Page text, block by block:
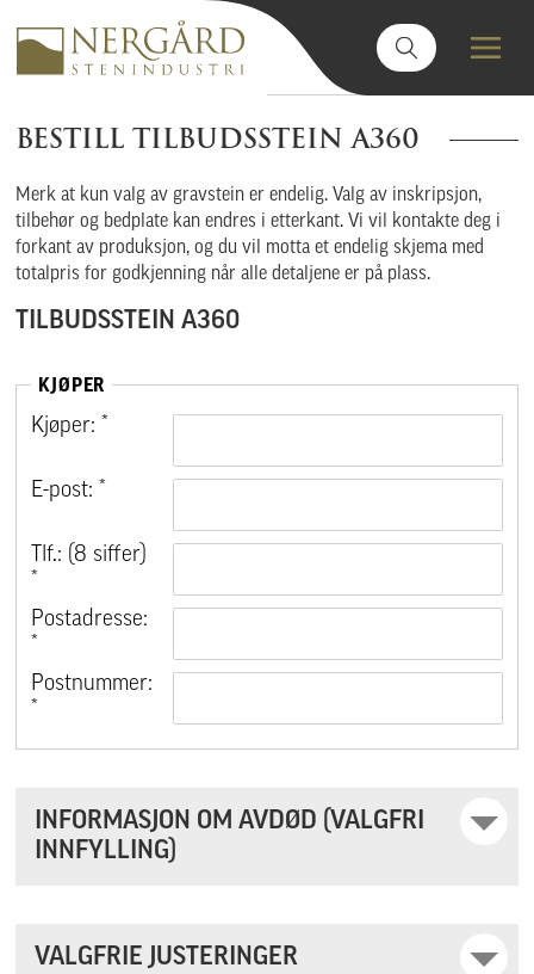
BESTILL TILBUDSSTEIN A360
Merk at kun valg av gravstein er endelig. Valg av inskripsjon,
tilbehør og bedplate kan endres i etterkant. Vi vil kontakte deg i
forkant av produksjon, og du vil motta et endelig skjema med
totalpris for godkjenning når alle detaljene er på plass.
TILBUDSSTEIN A360
KJØPER
Kjøper: *
E-post: *
Tlf.: (8 siffer)
Postadresse:
Postnummer:
INFORMASJON OM AVDØD (VALGFRI
INNFYLLING)
VALGFRIE JUSTERINGER